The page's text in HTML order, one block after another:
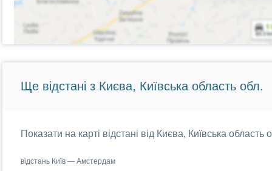
Ще відстані з Києва, Київська область обл.
Показати на карті відстані від Києва, Київська
відстань Київ — Амстердам